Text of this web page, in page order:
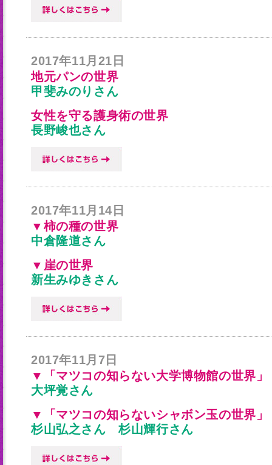
2017年11月21日
地元パンの世界
甲斐みのりさん
女性を守る護身術の世界
長野峻也さん
2017年11月14日
▼柿の種の世界
中倉隆道さん
▼崖の世界
新生みゆきさん
2017年11月7日
▼「マツコの知らない大学博物館の世界」
大坪覚さん
▼「マツコの知らないシャボン玉の世界」
杉山弘之さん 杉山輝行さん